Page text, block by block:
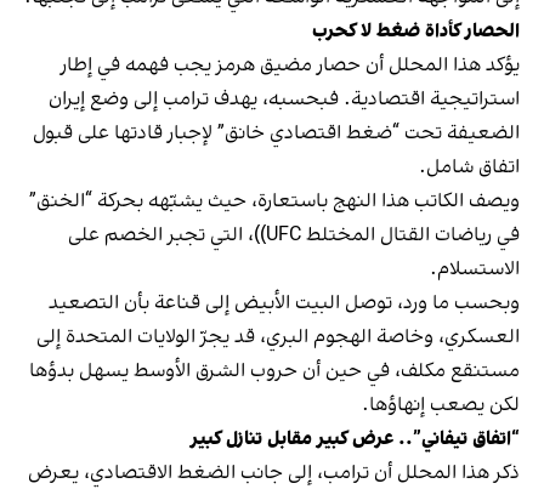
الحصار كأداة ضغط لا كحرب
يؤكد هذا المحلل أن حصار مضيق هرمز يجب فهمه في إطار
استراتيجية اقتصادية. فبحسبه، يهدف ترامب إلى وضع إيران
الضعيفة تحت “ضغط اقتصادي خانق” لإجبار قادتها على قبول
اتفاق شامل.
ويصف الكاتب هذا النهج باستعارة، حيث يشبّهه بحركة “الخنق”
في رياضات القتال المختلط UFC))، التي تجبر الخصم على
الاستسلام.
وبحسب ما ورد، توصل البيت الأبيض إلى قناعة بأن التصعيد
العسكري، وخاصة الهجوم البري، قد يجرّ الولايات المتحدة إلى
مستنقع مكلف، في حين أن حروب الشرق الأوسط يسهل بدؤها
لكن يصعب إنهاؤها.
“اتفاق تيفاني”.. عرض كبير مقابل تنازل كبير
ذكر هذا المحلل أن ترامب، إلى جانب الضغط الاقتصادي، يعرض